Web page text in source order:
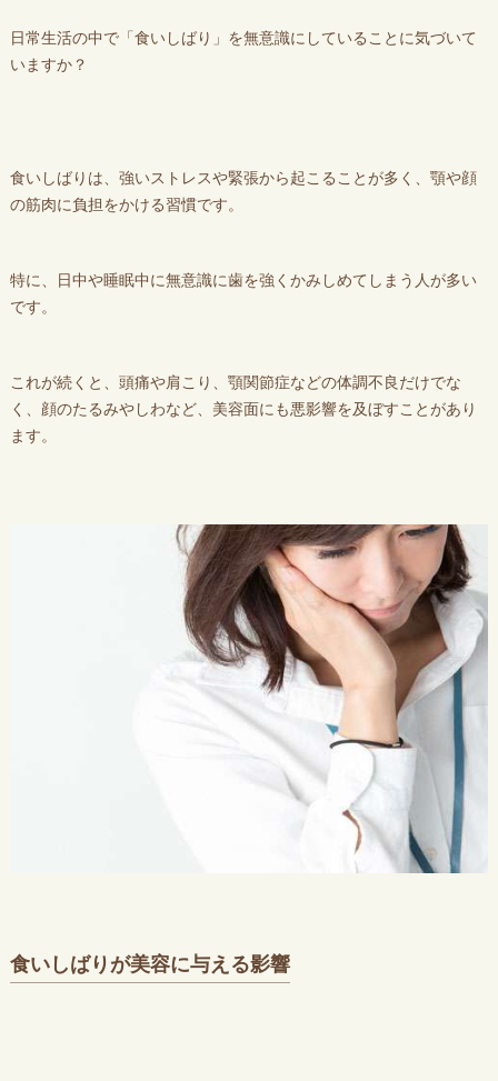
日常生活の中で「食いしばり」を無意識にしていることに気づいて
いますか？
食いしばりは、強いストレスや緊張から起こることが多く、顎や顔
の筋肉に負担をかける習慣です。
特に、日中や睡眠中に無意識に歯を強くかみしめてしまう人が多い
です。
これが続くと、頭痛や肩こり、顎関節症などの体調不良だけでな
く、顔のたるみやしわなど、美容面にも悪影響を及ぼすことがあり
ます。
食いしばりが美容に与える影響